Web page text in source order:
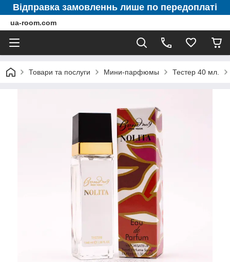
Відправка замовленнь лише по передоплаті
ua-room.com
Товари та послуги Мини-парфюмы Тестер 40 мл.